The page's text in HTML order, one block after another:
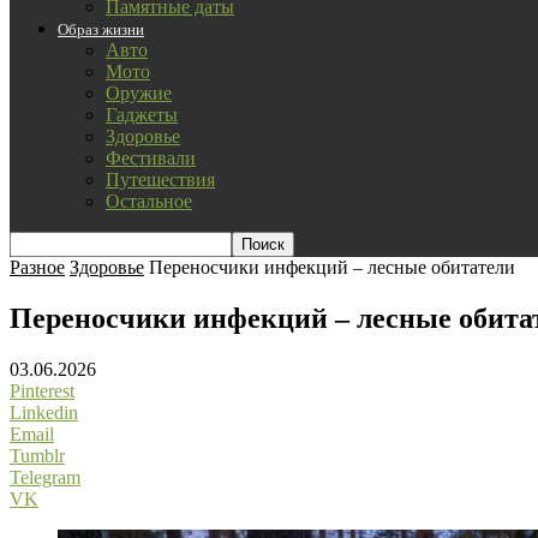
Памятные даты
Образ жизни
Авто
Мото
Оружие
Гаджеты
Здоровье
Фестивали
Путешествия
Остальное
Разное Здоровье Переносчики инфекций – лесные обитатели
Переносчики инфекций – лесные
03.06.2026
Pinterest
Linkedin
Email
Tumblr
Telegram
VK